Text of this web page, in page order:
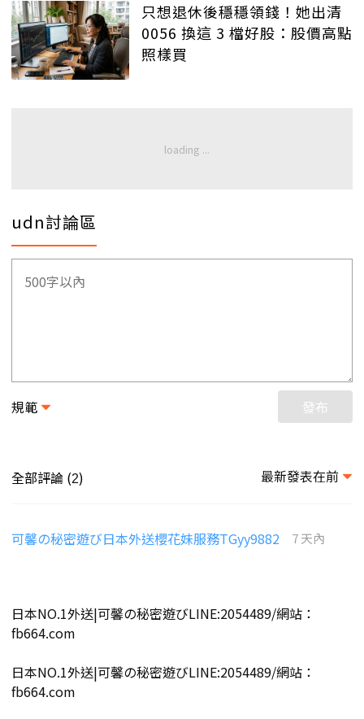
只想退休後穩穩領錢！她出清
0056 換這 3 檔好股：股價高點
照樣買
udn討論區
規範 發布
全部評論 (2) 最新發表在前
可馨の秘密遊び日本外送櫻花妹服務TGyy9882 7 天內
日本NO.1外送|可馨の秘密遊びLINE:2054489/網站：
fb664.com
日本NO.1外送|可馨の秘密遊びLINE:2054489/網站：
fb664.com